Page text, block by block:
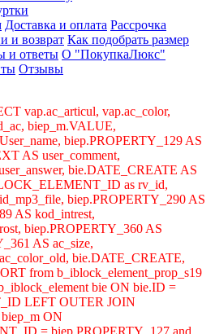
Доставка и оплата Рассрочка
и возврат Как подобрать размер
и ответы О "ПокупкаЛюкс"
Отзывы
vap.ac_articul, vap.ac_color,
biep_m.VALUE,
biep.PROPERTY_129 AS
AS user_comment,
bie.DATE_CREATE AS
as rv_id,
biep.PROPERTY_290 AS
AS kod_intrest,
biep.PROPERTY_360 AS
AS ac_size,
bie.DATE_CREATE,
from b_iblock_element_prop_s19
bie ON bie.ID =
LEFT OUTER JOIN
ON
= biep.PROPERTY_127 and